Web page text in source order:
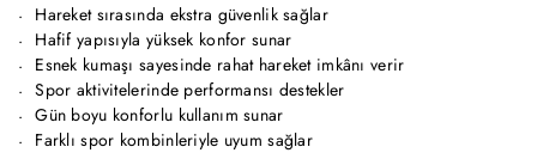
Hareket sırasında ekstra güvenlik sağlar
Hafif yapısıyla yüksek konfor sunar
Esnek kumaşı sayesinde rahat hareket imkânı verir
Spor aktivitelerinde performansı destekler
Gün boyu konforlu kullanım sunar
Farklı spor kombinleriyle uyum sağlar